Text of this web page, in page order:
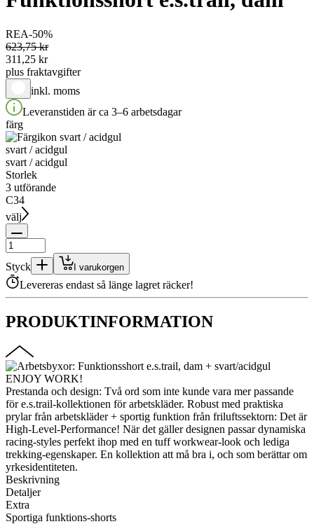
REA-50%
623,75 kr
311,25 kr
plus fraktavgifter
inkl. moms
Leveranstiden är ca 3–6 arbetsdagar
färg
svart / acidgul
svart / acidgul
Storlek
3 utförande
C34
välj
Styck I varukorgen
Levereras endast så länge lagret räcker!
PRODUKTINFORMATION
ENJOY WORK!
Prestanda och design: Två ord som inte kunde vara mer passande
för e.s.trail-kollektionen för arbetskläder. Robust med praktiska
prylar från arbetskläder + sportig funktion från friluftssektorn: Det är
High-Level-Performance! När det gäller designen passar dynamiska
racing-styles perfekt ihop med en tuff workwear-look och lediga
trekking-egenskaper. En kollektion att må bra i, och som berättar om
yrkesidentiteten.
Beskrivning
Detaljer
Extra
Sportiga funktions-shorts